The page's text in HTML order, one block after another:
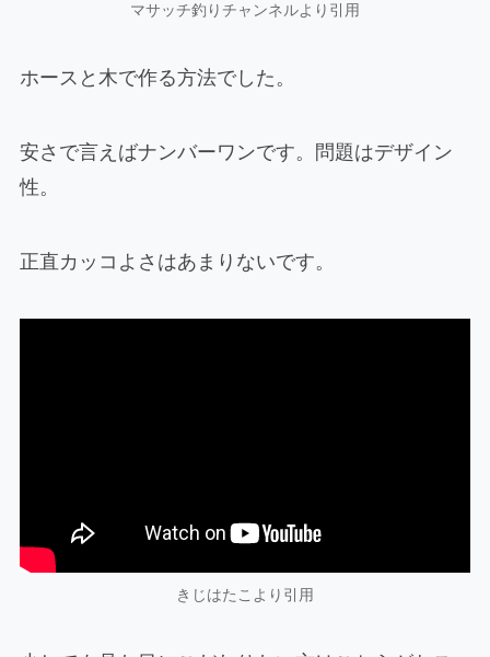
マサッチ釣りチャンネルより引用
ホースと木で作る方法でした。
安さで言えばナンバーワンです。問題はデザイン
性。
正直カッコよさはあまりないです。
きじはたこより引用